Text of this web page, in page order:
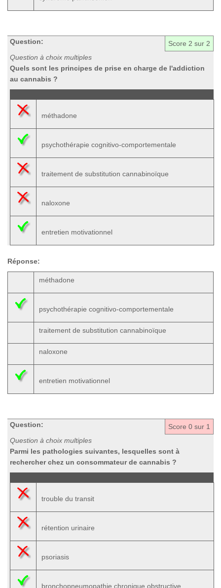
Score 2 sur 2
Question:
Question à choix multiples
Quels sont les principes de prise en charge de l'addiction
au cannabis ?
méthadone
psychothérapie cognitivo-comportementale
traitement de substitution cannabinoïque
naloxone
entretien motivationnel
Réponse:
méthadone
psychothérapie cognitivo-comportementale
traitement de substitution cannabinoïque
naloxone
entretien motivationnel
Score 0 sur 1
Question:
Question à choix multiples
Parmi les pathologies suivantes, lesquelles sont à
rechercher chez un consommateur de cannabis ?
trouble du transit
rétention urinaire
psoriasis
bronchopneumopathie chronique obstructive